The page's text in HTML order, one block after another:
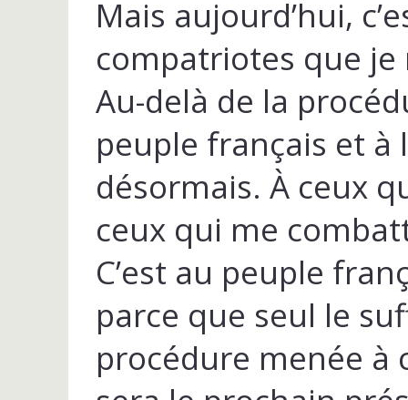
Mais aujourd’hui,
compatriotes que je
Au-delà de la
peuple français et à
désormais. À ceux
ceux qui me
C’est au peuple
parce que seul le
procédure menée à